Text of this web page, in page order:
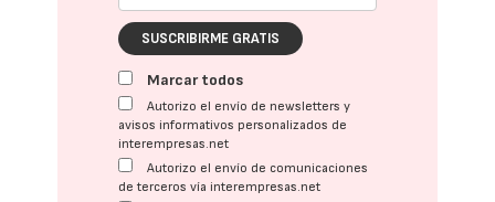
SUSCRIBIRME GRATIS
Marcar todos
Autorizo el envío de newsletters y
avisos informativos personalizados de
interempresas.net
Autorizo el envío de comunicaciones
de terceros vía interempresas.net